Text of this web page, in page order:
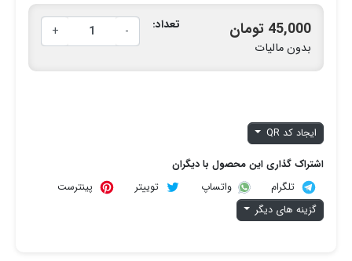
45,000 تومان
بدون مالیات
تعداد: -
+
ایجاد کد QR
اشتراک گذاری این محصول با دیگران
تلگرام
واتساپ توییتر
پینترست
گزینه های دیگر